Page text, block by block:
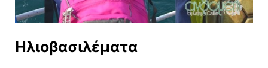
Ηλιοβασιλέματα